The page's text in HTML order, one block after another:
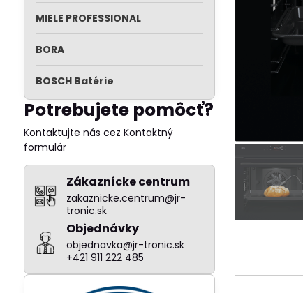
MIELE PROFESSIONAL
BORA
BOSCH Batérie
Potrebujete pomôcť?
Kontaktujte nás cez Kontaktný
formulár
Zákaznícke centrum
zakaznicke.centrum@jr-
tronic.sk
Objednávky
objednavka@jr-tronic.sk
+421 911 222 485